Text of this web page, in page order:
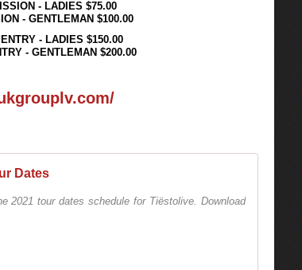
- LADIES $75.00
- GENTLEMAN $100.00
- LADIES $150.00
- GENTLEMAN $200.00
Dates
2021 tour dates schedule for Tiëstolive. Download